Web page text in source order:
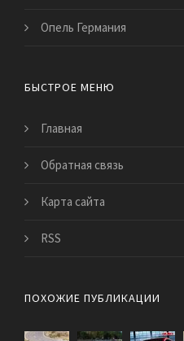
Опель Германия
БЫСТРОЕ МЕНЮ
Главная
Обратная связь
Карта сайта
RSS
ПОХОЖИЕ ПУБЛИКАЦИИ